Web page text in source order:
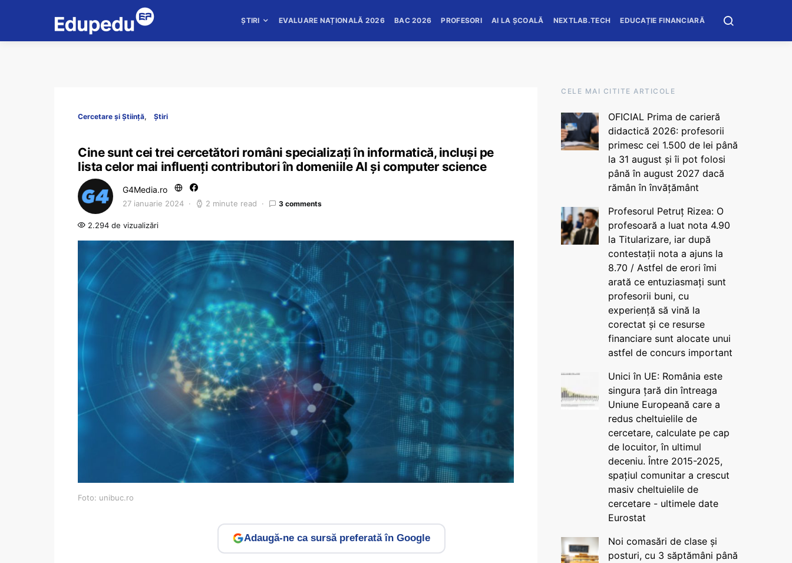
ȘTIRI EVALUARE NAȚIONALĂ 2026 BAC 2026 PROFESORI AI LA ȘCOALĂ NEXTLAB.TECH EDUCAȚIE FINANCIARĂ
Cercetare și Știință Știri
Cine sunt cei trei cercetători români specializați în informatică, incluși pe
lista celor mai influenți contributori în domeniile AI și computer science
G4Media.ro
27 ianuarie 2024 2 minute read 3 comments
2.294 de vizualizări
Foto: unibuc.ro
Adaugă-ne ca sursă preferată în Google
CELE MAI CITITE ARTICOLE
OFICIAL Prima de carieră
didactică 2026: profesorii
primesc cei 1.500 de lei până
la 31 august și îi pot folosi
până în august 2027 dacă
rămân în învățământ
Profesorul Petruț Rizea: O
profesoară a luat nota 4.90
la Titularizare, iar după
contestații nota a ajuns la
8.70 / Astfel de erori îmi
arată ce entuziasmați sunt
profesorii buni, cu
experiență să vină la
corectat și ce resurse
financiare sunt alocate unui
astfel de concurs important
Unici în UE: România este
singura țară din întreaga
Uniune Europeană care a
redus cheltuielile de
cercetare, calculate pe cap
de locuitor, în ultimul
deceniu. Între 2015-2025,
spațiul comunitar a crescut
masiv cheltuielile de
cercetare - ultimele date
Eurostat
Noi comasări de clase și
posturi, cu 3 săptămâni până